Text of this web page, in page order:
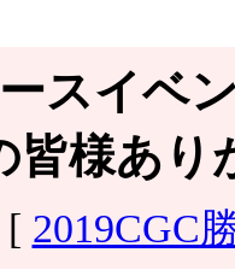
スイベ
皆様あり
[ 2019CGC